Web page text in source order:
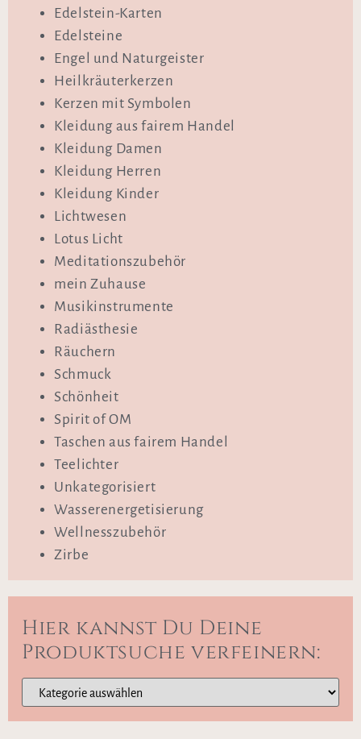
Edelstein-Karten
Edelsteine
Engel und Naturgeister
Heilkräuterkerzen
Kerzen mit Symbolen
Kleidung aus fairem Handel
Kleidung Damen
Kleidung Herren
Kleidung Kinder
Lichtwesen
Lotus Licht
Meditationszubehör
mein Zuhause
Musikinstrumente
Radiästhesie
Räuchern
Schmuck
Schönheit
Spirit of OM
Taschen aus fairem Handel
Teelichter
Unkategorisiert
Wasserenergetisierung
Wellnesszubehör
Zirbe
Hier kannst Du Deine
Produktsuche verfeinern: